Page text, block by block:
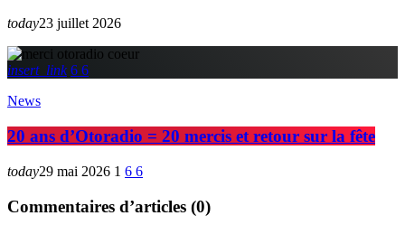
today23 juillet 2026
insert_link 6 6
News
20 ans d’Otoradio = 20 mercis et retour sur la fête
today29 mai 2026 1 6 6
Commentaires d’articles (0)